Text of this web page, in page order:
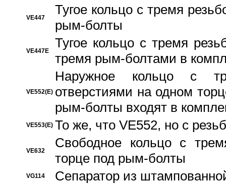
VE447
Тугое кольцо с тремя
рым-болты
VE447E
Тугое кольцо с тремя
тремя рым-болтами в
VE552(E)
Наружное кольцо с
отверстиями на одном
рым-болты входят в
VE553(E) То же, что VE552, но с
VE632
Свободное кольцо с
торце под рым-болты
VG114 Сепаратор из